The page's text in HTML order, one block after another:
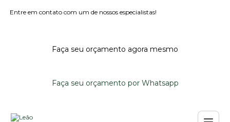
Entre em contato com um de nossos especialistas!
Faça seu orçamento agora mesmo
Faça seu orçamento por Whatsapp